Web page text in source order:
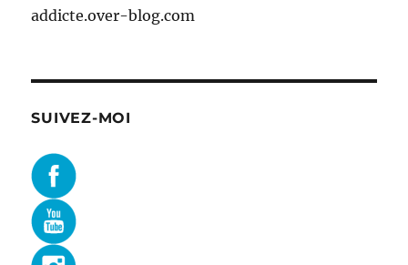
addicte.over-blog.com
SUIVEZ-MOI